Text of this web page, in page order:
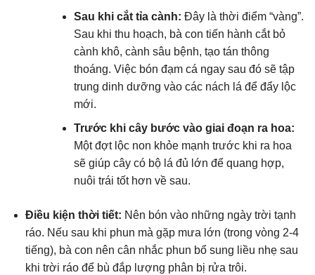
Sau khi cắt tỉa cành: Đây là thời điểm “vàng”.
Sau khi thu hoạch, bà con tiến hành cắt bỏ
cành khô, cành sâu bệnh, tạo tán thông
thoáng. Việc bón đạm cá ngay sau đó sẽ tập
trung dinh dưỡng vào các nách lá để đẩy lộc
mới.
Trước khi cây bước vào giai đoạn ra hoa:
Một đợt lộc non khỏe mạnh trước khi ra hoa
sẽ giúp cây có bộ lá đủ lớn để quang hợp,
nuôi trái tốt hơn về sau.
Điều kiện thời tiết: Nên bón vào những ngày trời tạnh
ráo. Nếu sau khi phun mà gặp mưa lớn (trong vòng 2-4
tiếng), bà con nên cân nhắc phun bổ sung liều nhẹ sau
khi trời ráo để bù đắp lượng phân bị rửa trôi.